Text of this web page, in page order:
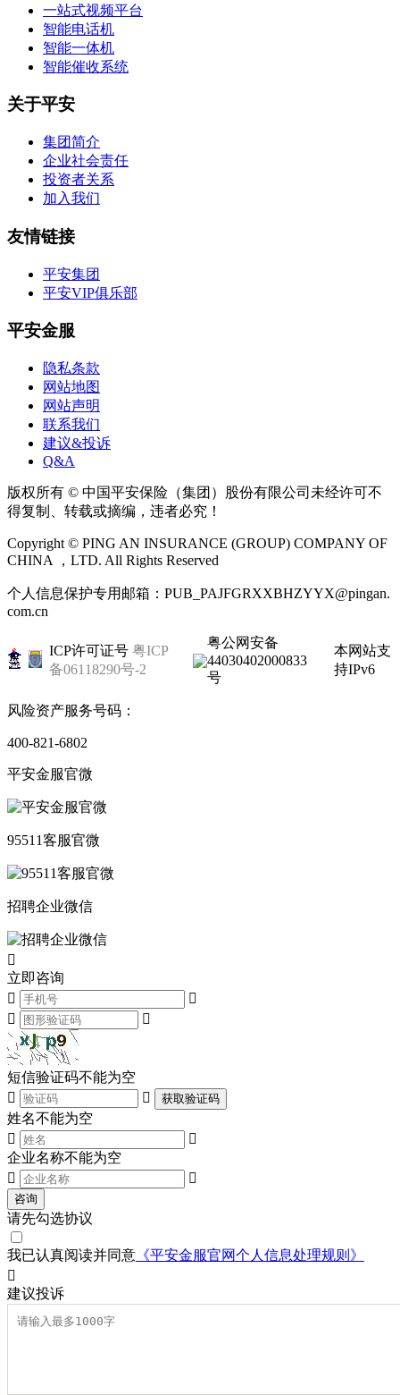
一站式视频平台
智能电话机
智能一体机
智能催收系统
关于平安
集团简介
企业社会责任
投资者关系
加入我们
友情链接
平安集团
平安VIP俱乐部
平安金服
隐私条款
网站地图
网站声明
联系我们
建议&投诉
Q&A
版权所有 © 中国平安保险（集团）股份有限公司未经许可不
得复制、转载或摘编，违者必究！
Copyright © PING AN INSURANCE (GROUP) COMPANY OF
CHINA ，LTD. All Rights Reserved
个人信息保护专用邮箱：PUB_PAJFGRXXBHZYYX@pingan.
com.cn
ICP许可证号 粤ICP
备06118290号-2
粤公网安备
44030402000833
号
本网站支
持IPv6
风险资产服务号码：
400-821-6802
平安金服官微
95511客服官微
招聘企业微信

立即咨询




短信验证码不能为空

 获取验证码
姓名不能为空


企业名称不能为空


咨询
请先勾选协议
我已认真阅读并同意 《平安金服官网个人信息处理规则》

建议投诉